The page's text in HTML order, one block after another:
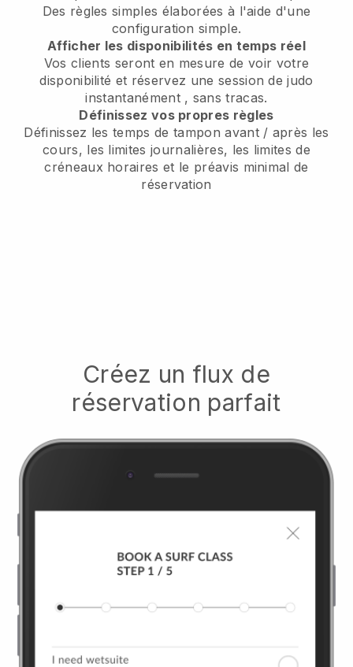
Des règles simples élaborées à l'aide d'une
configuration simple.
Afficher les disponibilités en temps réel
Vos clients seront en mesure de voir votre
disponibilité et réservez une session de judo
instantanément, sans tracas.
Définissez vos propres règles
Définissez les temps de tampon avant / après les
cours, les limites journalières, les limites de
créneaux horaires et le préavis minimal de
réservation
Créez un flux de
réservation parfait